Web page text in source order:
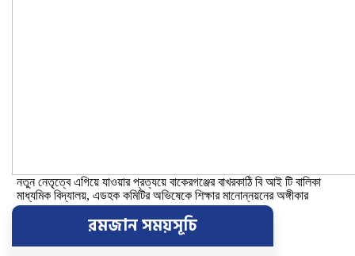
নতুন নেতৃত্বে এগিয়ে যাওয়ার প্রত্যয়ে বাকেরগঞ্জের বাখরকাঠি বি আই টি বালিকা
মাধ্যমিক বিদ্যালয়, এডহক কমিটির অভিষেকে শিক্ষার মানোন্নয়নের অঙ্গীকার
রমজান সময়সূচি